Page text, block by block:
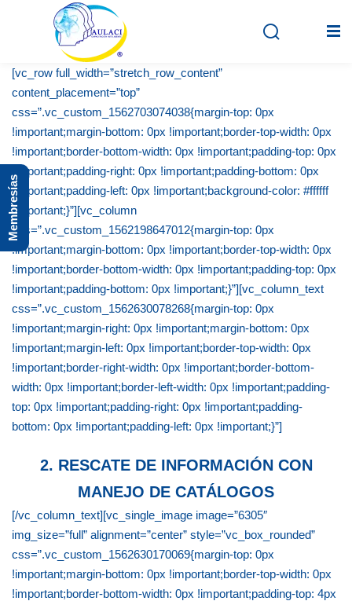
Inicio
En vivo
Grabados
Iniciar sesión
[vc_row full_width=”stretch_row_content”
content_placement=”top”
css=”.vc_custom_1562703074038{margin-top: 0px
!important;margin-bottom: 0px !important;border-top-width: 0px
!important;border-bottom-width: 0px !important;padding-top: 0px
!important;padding-right: 0px !important;padding-bottom: 0px
!important;padding-left: 0px !important;background-color: #ffffff
!important;}”][vc_column
css=”.vc_custom_1562198647012{margin-top: 0px
!important;margin-bottom: 0px !important;border-top-width: 0px
!important;border-bottom-width: 0px !important;padding-top: 0px
!important;padding-bottom: 0px !important;}”][vc_column_text
css=”.vc_custom_1562630078268{margin-top: 0px
!important;margin-right: 0px !important;margin-bottom: 0px
!important;margin-left: 0px !important;border-top-width: 0px
!important;border-right-width: 0px !important;border-bottom-
width: 0px !important;border-left-width: 0px !important;padding-
top: 0px !important;padding-right: 0px !important;padding-
bottom: 0px !important;padding-left: 0px !important;}”]
2. RESCATE DE INFORMACIÓN CON
MANEJO DE CATÁLOGOS
[/vc_column_text][vc_single_image image=”6305″
img_size=”full” alignment=”center” style=”vc_box_rounded”
css=”.vc_custom_1562630170069{margin-top: 0px
!important;margin-bottom: 0px !important;border-top-width: 0px
!important;border-bottom-width: 0px !important;padding-top: 4px
Membresías